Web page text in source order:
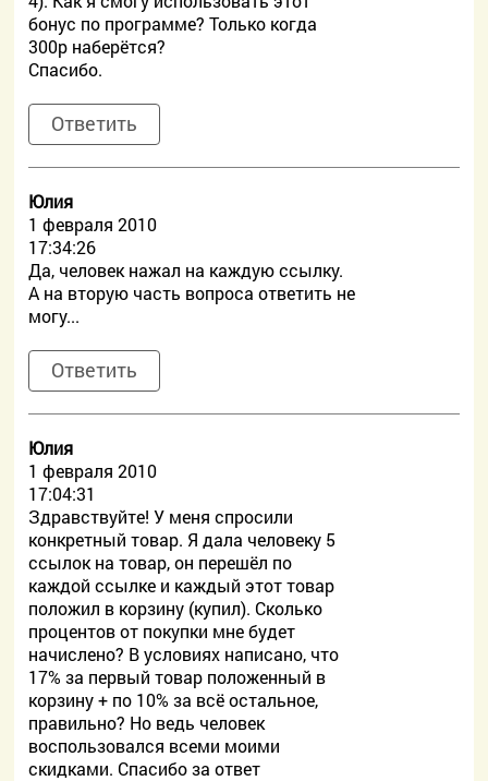
бонус по программе? Только когда
300р наберётся?
Спасибо.
Ответить
Юлия
1 февраля 2010
17:34:26
Да, человек нажал на каждую ссылку.
А на вторую часть вопроса ответить не
могу...
Ответить
Юлия
1 февраля 2010
17:04:31
Здравствуйте! У меня спросили
конкретный товар. Я дала человеку 5
ссылок на товар, он перешёл по
каждой ссылке и каждый этот товар
положил в корзину (купил). Сколько
процентов от покупки мне будет
начислено? В условиях написано, что
17% за первый товар положенный в
корзину + по 10% за всё остальное,
правильно? Но ведь человек
воспользовался всеми моими
скидками. Спасибо за ответ